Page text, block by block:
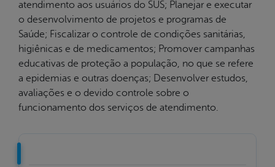
atendimento aos usuários do SUS; Planejar e executar
o desenvolvimento de projetos e programas de
Saúde; Fiscalizar o controle de condições sanitárias,
higiênicas e de medicamentos; Promover campanhas
educativas de proteção a população, no que se refere
a epidemias e outras doenças; Desenvolver estudos,
avaliações e o devido controle sobre o
funcionamento dos serviços de atendimento.